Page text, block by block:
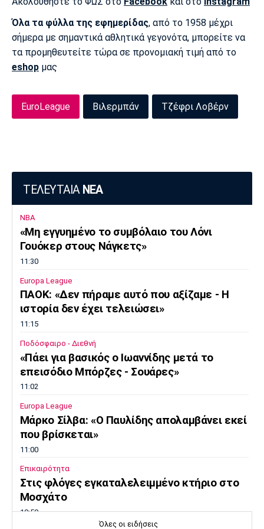
Όλα τα φύλλα της εφημερίδας, από το 1958 μέχρι
σήμερα με σημαντικά αθλητικά γεγονότα, μπορείτε να
τα προμηθευτείτε τώρα σε προνομιακή τιμή από το
eshop μας
EuroLeague Βιλερμπάν Τζέφρι Λοβέρν
ΤΕΛΕΥΤΑΙΑ ΝΕΑ
NBA
«Μη εγγυημένο το συμβόλαιο του Λόνι
Γουόκερ στους Νάγκετς»
11:30
Europa League
ΠΑΟΚ: «Δεν πήραμε αυτό που αξίζαμε - Η
ιστορία δεν έχει τελειώσει»
11:15
Ποδόσφαιρο - Διεθνή
«Πάει για βασικός ο Ιωαννίδης μετά το
επεισόδιο Μπόρζες - Σουάρες»
11:02
Europa League
Μάρκο Σίλβα: «Ο Παυλίδης απολαμβάνει εκεί
που βρίσκεται»
11:00
Επικαιρότητα
Στις φλόγες εγκαταλελειμμένο κτήριο στο
Μοσχάτο
10:50
Όλες οι ειδήσεις